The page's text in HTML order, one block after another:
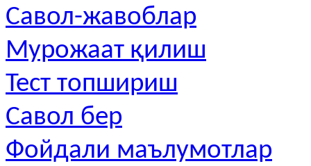
Савол-жавоблар
Мурожаат қилиш
Тест топшириш
Савол бер
Фойдали маълумотлар